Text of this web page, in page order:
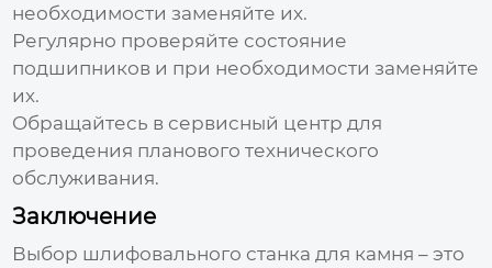
необходимости заменяйте их.
Регулярно проверяйте состояние
подшипников и при необходимости заменяйте
их.
Обращайтесь в сервисный центр для
проведения планового технического
обслуживания.
Заключение
Выбор шлифовального станка для камня – это